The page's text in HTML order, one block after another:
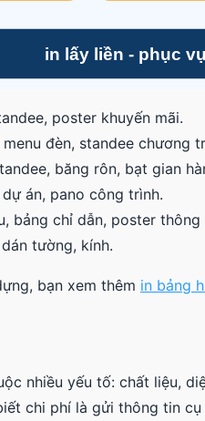
poster khuyến mãi.
đèn, standee chương
băng rôn, bạt gian
án, pano công trình.
bảng chỉ dẫn, poster thông
tường, kính.
bạn xem thêm in bảng
nhiều yếu tố: chất liệu,
chi phí là gửi thông tin